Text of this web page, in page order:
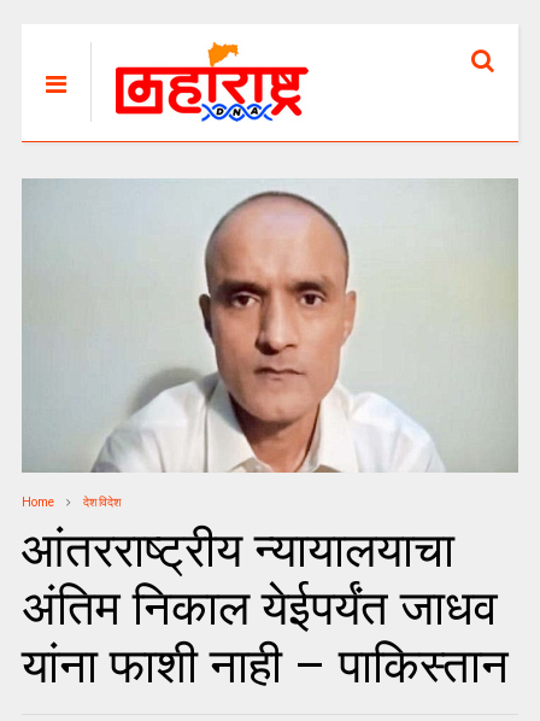
Home देश विदेश
आंतरराष्ट्रीय न्यायालयाचा
अंतिम निकाल येईपर्यंत जाधव
यांना फाशी नाही – पाकिस्तान